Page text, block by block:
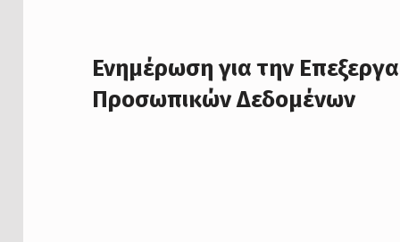
Ενημέρωση για την
Προσωπικών Δεδομένων